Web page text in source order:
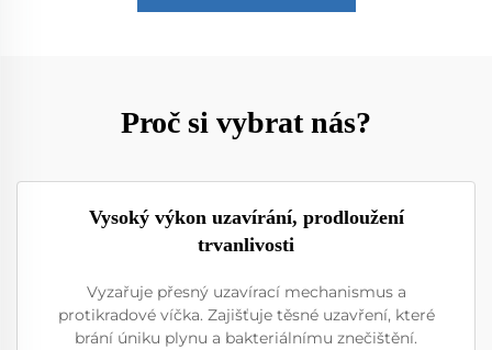
Proč si vybrat nás?
Vysoký výkon uzavírání, prodloužení
trvanlivosti
Vyzařuje přesný uzavírací mechanismus a
protikradové víčka. Zajišťuje těsné uzavření, které
brání úniku plynu a bakteriálnímu znečištění.